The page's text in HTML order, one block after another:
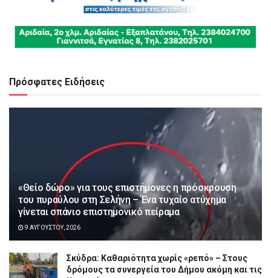
Πρόσφατες Ειδήσεις
«Θείο δώρο» για τους επιστήμονες η πρόσκρουση
του πυραύλου στη Σελήνη – Ένα τυχαίο ατύχημα
γίνεται σπάνιο επιστημονικό πείραμα
9 ΑΥΓΟΎΣΤΟΥ, 2026
Σκύδρα: Καθαριότητα χωρίς «ρεπό» – Στους
δρόμους τα συνεργεία του Δήμου ακόμη και τις